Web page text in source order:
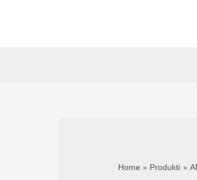
Home Produkti